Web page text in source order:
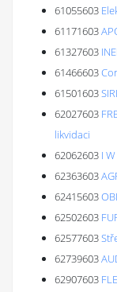
61055603
61171603
61327603
61466603
61501603
62027603
likvidaci
62062603 I
62363603
62415603
62502603
62577603
62739603
62907603